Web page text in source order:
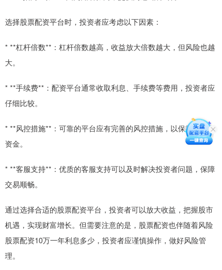
选择股票配资平台时，投资者应考虑以下因素：
* **杠杆倍数**：杠杆倍数越高，收益放大倍数越大，但风险也越
大。
* **手续费**：配资平台通常收取利息、手续费等费用，投资者应
仔细比较。
* **风控措施**：可靠的平台应有完善的风控措施，以保护投资者
资金。
* **客服支持**：优质的客服支持可以及时解决投资者问题，保障
交易顺畅。
通过选择合适的股票配资平台，投资者可以放大收益，把握股市
机遇，实现财富增长。但需要注意的是，股票配资也伴随着风险
股票配资10万一年利息多少，投资者应谨慎操作，做好风险管
理。